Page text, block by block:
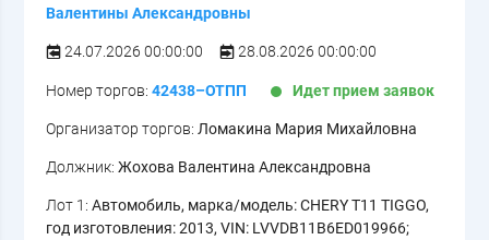
Валентины Александровны
24.07.2026 00:00:00 28.08.2026 00:00:00
Номер торгов:42438–ОТПП Идет прием заявок
Организатор торгов: Ломакина Мария Михайловна
Должник:Жохова Валентина Александровна
Лот 1:Автомобиль, марка/модель: CHERY T11 TIGGO,
год изготовления: 2013, VIN: LVVDB11B6ED019966;